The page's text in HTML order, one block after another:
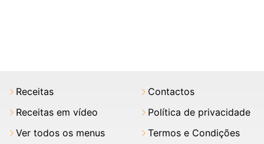
Receitas
Receitas em vídeo
Ver todos os menus
Contactos
Política de privacidade
Termos e Condições